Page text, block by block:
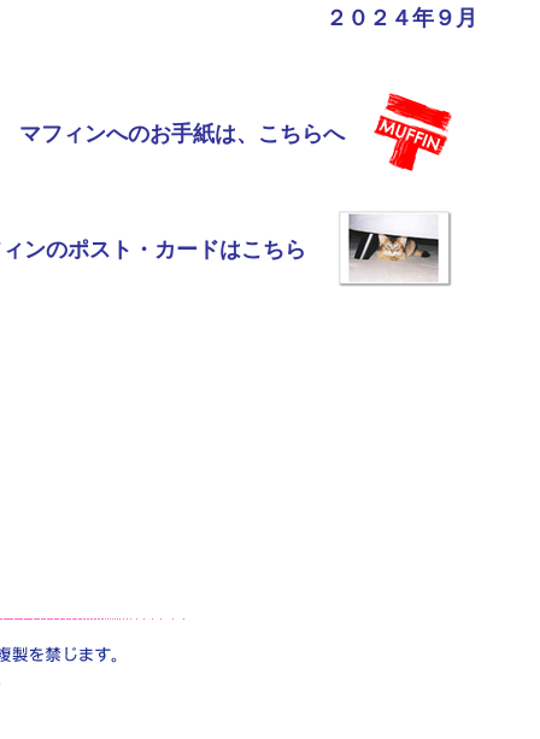
２０２４年９月
マフィンへのお手紙は、こちらへ
ンのポスト・カードはこちら